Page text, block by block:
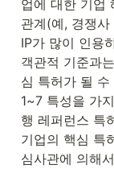
업에 대한 기업
관계(예, 경쟁
IP가 많이 인용
객관적 기준과
심 특허가 될
1~7 특성을 가
행 레퍼런스 특
기업의 핵심 특
심사관에 의해